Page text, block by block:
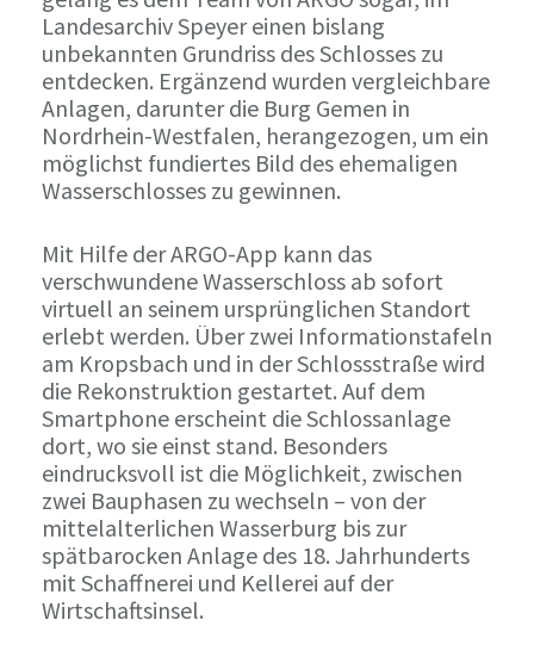
Landesarchiv Speyer einen bislang
unbekannten Grundriss des Schlosses zu
entdecken. Ergänzend wurden vergleichbare
Anlagen, darunter die Burg Gemen in
Nordrhein-Westfalen, herangezogen, um ein
möglichst fundiertes Bild des ehemaligen
Wasserschlosses zu gewinnen.
Mit Hilfe der ARGO-App kann das
verschwundene Wasserschloss ab sofort
virtuell an seinem ursprünglichen Standort
erlebt werden. Über zwei Informationstafeln
am Kropsbach und in der Schlossstraße wird
die Rekonstruktion gestartet. Auf dem
Smartphone erscheint die Schlossanlage
dort, wo sie einst stand. Besonders
eindrucksvoll ist die Möglichkeit, zwischen
zwei Bauphasen zu wechseln – von der
mittelalterlichen Wasserburg bis zur
spätbarocken Anlage des 18. Jahrhunderts
mit Schaffnerei und Kellerei auf der
Wirtschaftsinsel.